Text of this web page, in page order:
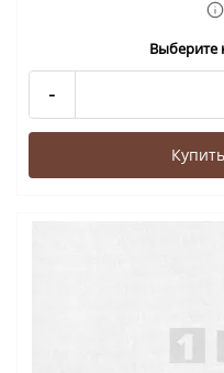
Выберите
-